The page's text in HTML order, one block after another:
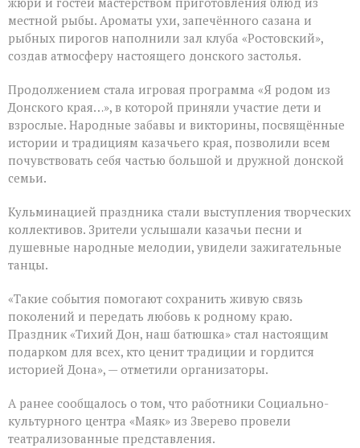
местной рыбы. Ароматы ухи, запечённого сазана и
рыбных пирогов наполнили зал клуба «Ростовский»,
создав атмосферу настоящего донского застолья.
Продолжением стала игровая программа «Я родом из
Донского края…», в которой приняли участие дети и
взрослые. Народные забавы и викторины, посвящённые
истории и традициям казачьего края, позволили всем
почувствовать себя частью большой и дружной донской
семьи.
Кульминацией праздника стали выступления творческих
коллективов. Зрители услышали казачьи песни и
душевные народные мелодии, увидели зажигательные
танцы.
«Такие события помогают сохранить живую связь
поколений и передать любовь к родному краю.
Праздник «Тихий Дон, наш батюшка» стал настоящим
подарком для всех, кто ценит традиции и гордится
историей Дона», — отметили организаторы.
А ранее сообщалось о том, что работники Социально-
культурного центра «Маяк» из Зверево провели
театрализованные представления.